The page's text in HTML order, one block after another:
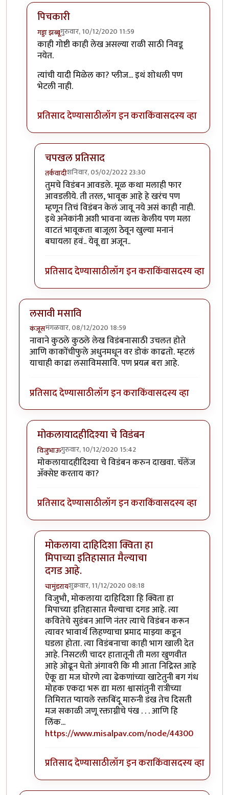
पिचकारी
गड्डा झब्बूगुरुवार, 10/12/2020 11:59
In reply toथुंकीbyविनायक प्रभू
काही गोष्टी काही लेख असल्या राळी साठी निवडू
नयेत.
त्यांची यादी मिळेल का? प्लीज... इथं शोधली पण
भेटली नाही.
प्रतिसाद देण्यासाठीलॉग इन कराकिंवासदस्य व्हा
चपखल प्रतिसाद
तर्कवादीशनिवार, 05/02/2022 23:30
In reply toपिचकारीbyगड्डा झब्बू
तुमचे विडंबन आवडले. मूळ कथा मलाही फार
आवडलीये. ती तरल, भावूक आहे हे खरंच पण
म्हणून तिचं विडंबन केलं जावू नये असं काही नाही.
इथे अनेकांनी अशी भावना व्यक्त केलीय पण मला
वाटतं भावूकता बाजूला ठेवून खुल्या मनानं
बघायला हवं.. येवू द्या अजून..
प्रतिसाद देण्यासाठीलॉग इन कराकिंवासदस्य व्हा
लसावी मसावि
कंजूसमंगळवार, 08/12/2020 18:59
नावाने कुठले कुठले लेख विडंबनासाठी उचलत होते
आणि काकोंचीफुले अधुनमधून वर डोकं काढतो. म्हटलं
याचाही काढा लसाविमसावि. पण प्रयत्न बरा आहे.
प्रतिसाद देण्यासाठीलॉग इन कराकिंवासदस्य व्हा
मोकलायादहीदिश्या चे विडंबन
विजुभाऊगुरुवार, 10/12/2020 15:42
In reply toलसावी मसाविbyकंजूस
मोकलायादहीदिश्या चे विडंबन करुन दाखवा. चॅलेंज
अ‍ॅक्सेप्ट करताय का?
प्रतिसाद देण्यासाठीलॉग इन कराकिंवासदस्य व्हा
मोकलाया दाहिदिशा क्विता हा
मिपाच्या इतिहासात मैल्याचा
दगड आहे.
चामुंडरायशुक्रवार, 11/12/2020 08:18
In reply toमोकलायादहीदिश्या चे विडंबन
विजुभौ, मोकलाया दाहिदिशा हि क्विता हा
मिपाच्या इतिहासात मैल्याचा दगड आहे. त्या
कवितेचे सुडंबन आणि नंतर त्याचे विडंबन करून
त्यावर भावार्थ लिहण्याचा प्रमाद माझ्या कडून
घडला होता. त्या विडंबनाचा काही भाग खाली देत
आहे. निसटली चादर हातातूनी ती मला खुणवीत
आहे ओढून घेतो अंगावरी कि मी आता निद्रिस्त आहे
ऐकू द्या मज घोरणे त्या ढेकणांच्या खाटेतुनी बग गंध
मोहक एकदा भरू द्या मला श्वासांतुनी रात्रीच्या
तिमिरात प्यायले रक्तबिंदू मारुनी डंख तेच दिसती
मज सकाळी जणू रक्ताग्नीचे पंख . . . आणि हि
लिंक...
https://www.misalpav.com/node/44300
प्रतिसाद देण्यासाठीलॉग इन कराकिंवासदस्य व्हा